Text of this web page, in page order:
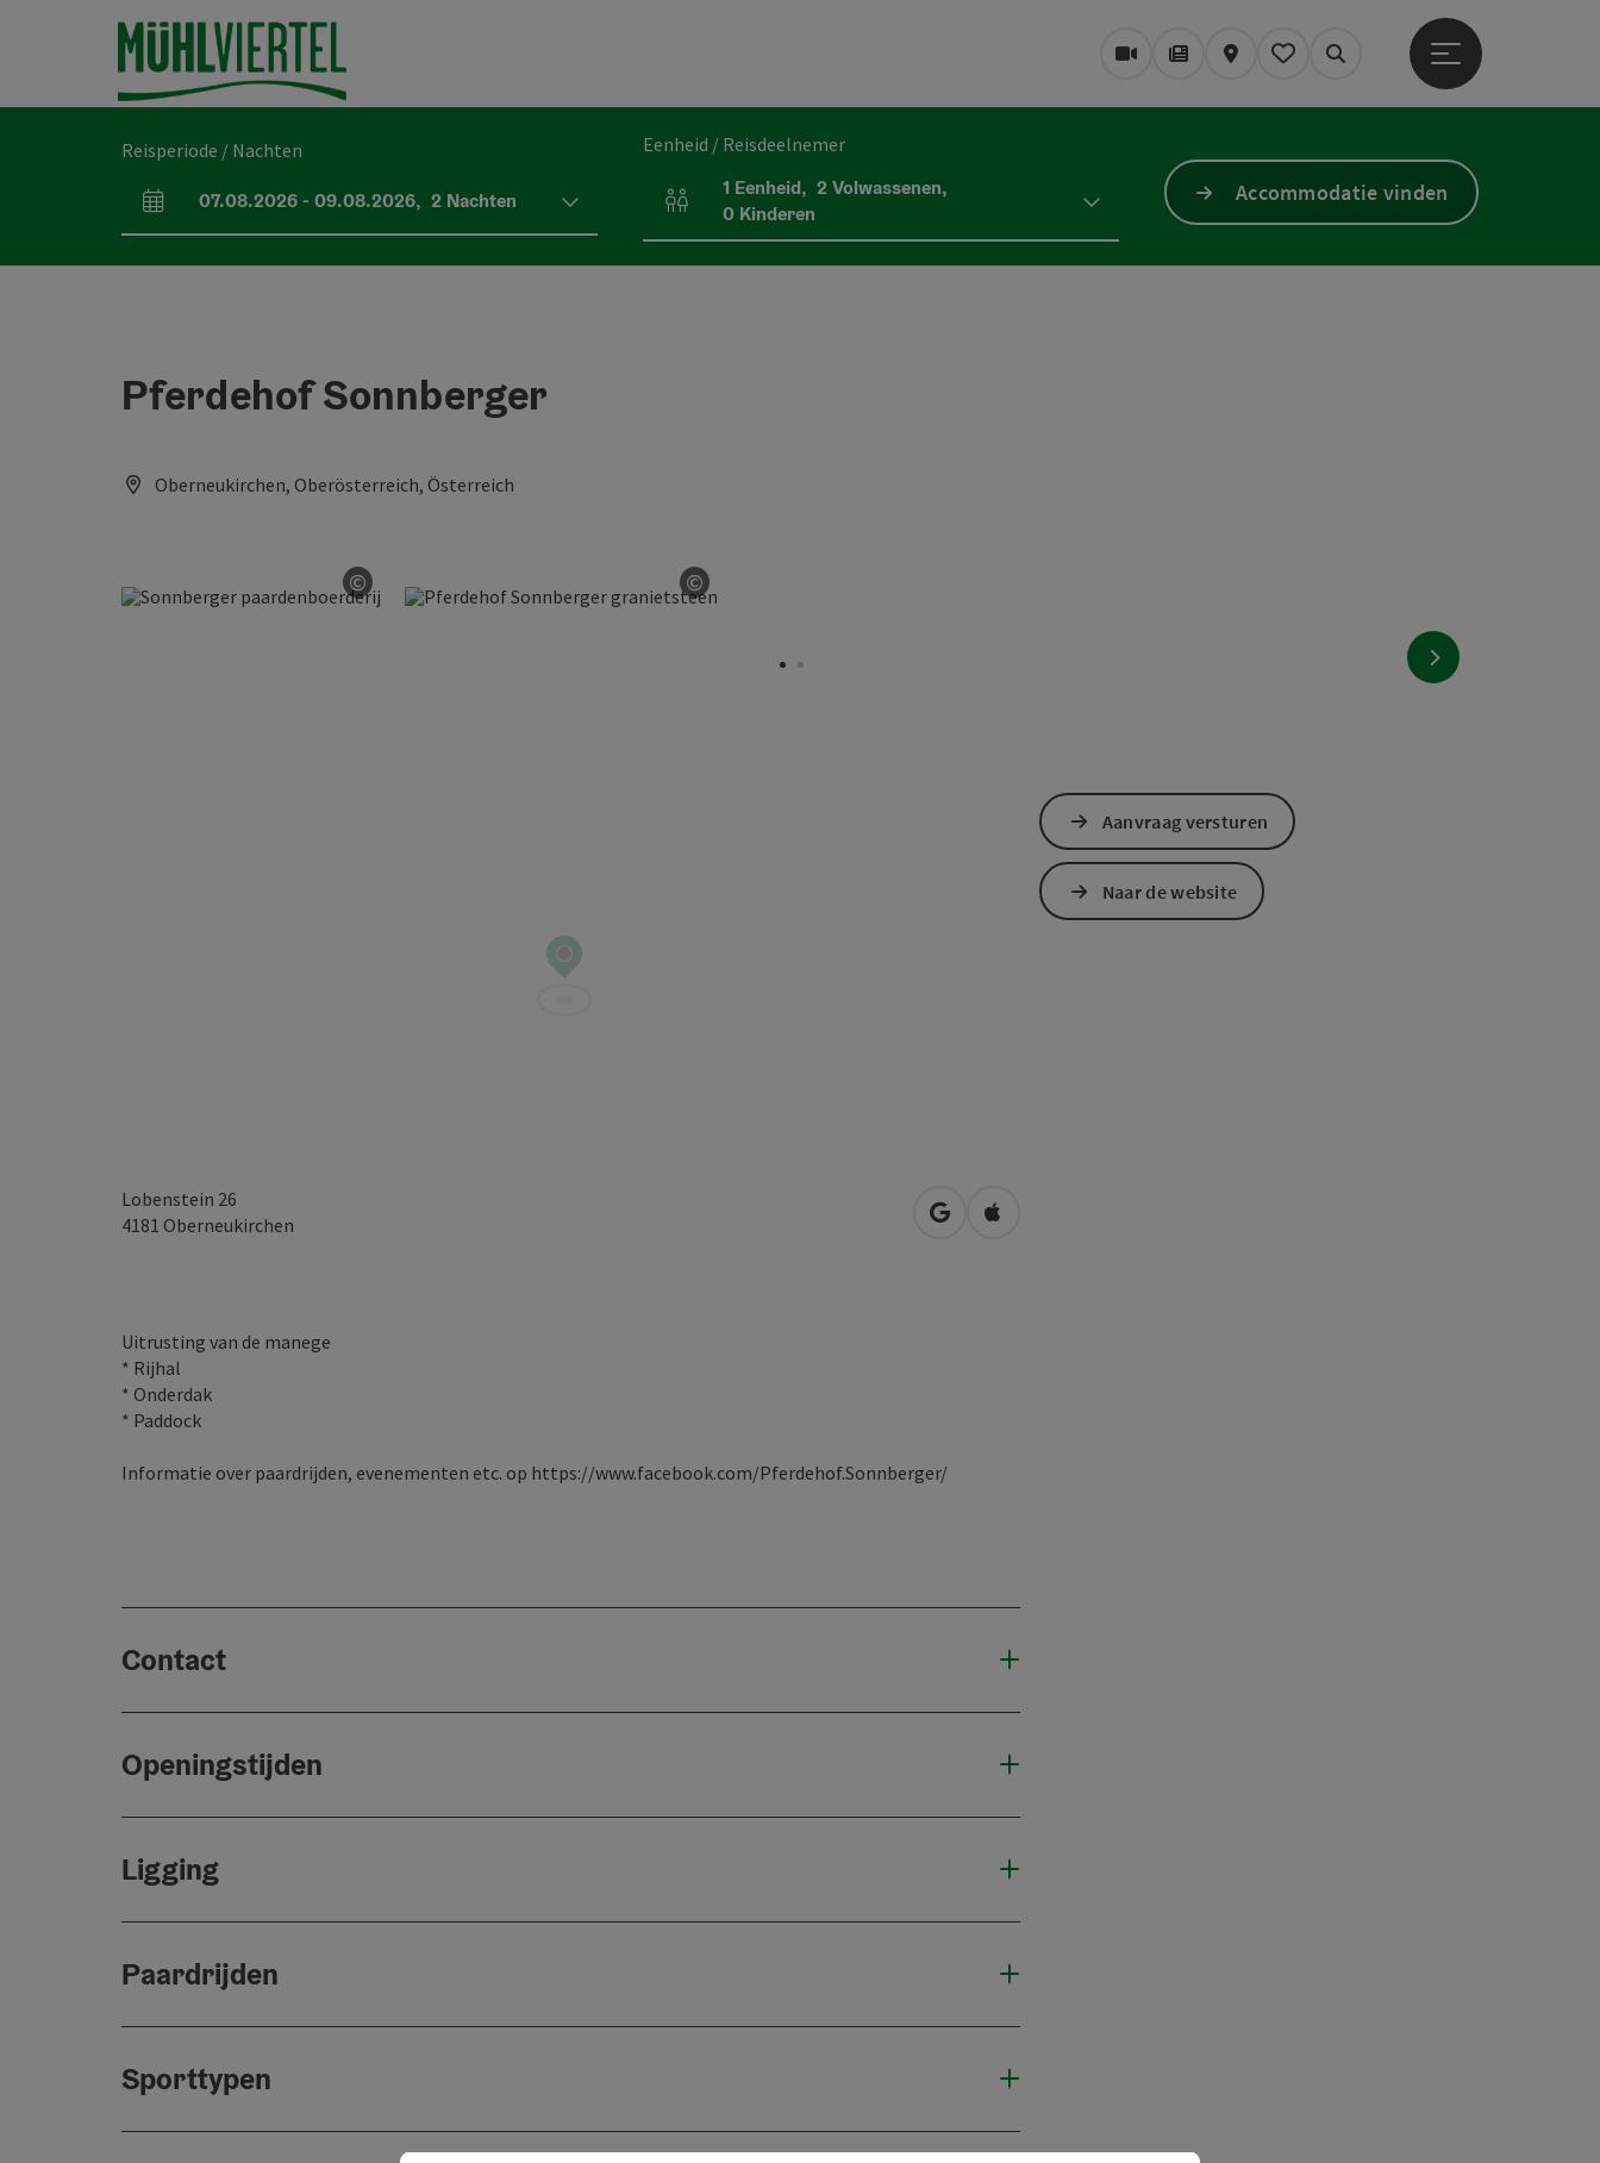
Accesskey
[0]
Navigatie Accesskey
[1]
PaginabeginAccesskey
[2]
WebcamsTijdschrift/Blog
KaartMijn notitieblok
Zoek op
Startmenu openen
Reisperiode / Nachten
Velden voor aankomst en vertrek
07.08.2026- 09.08.2026, 2 Nachten
Eenheid / Reisdeelnemer
Aantal eenheden en persoonsvelden
1 Eenheid, 2Volwassenen,
0 Kinderen
Accommodatie vinden
Pferdehof Sonnberger
Oberneukirchen, Oberösterreich, Österreich
©
Start Copyright
©
Start Copyright
nächstes Element
Lobenstein 26
4181 Oberneukirchen Openen in Google Maps
Openen in Apple Maps
Uitrusting van de manege
* Rijhal
* Onderdak
* Paddock
Informatie over paardrijden, evenementen etc. op https://www.facebook.com/Pferdehof.Sonnberger/
Contact
Openingstijden
Ligging
Paardrijden
Sporttypen
Aanvraag versturen
Naar de website